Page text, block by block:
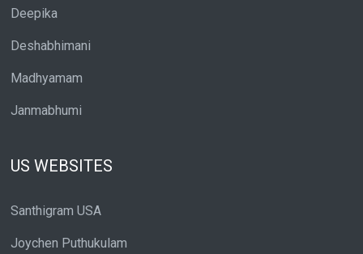
Deepika
Deshabhimani
Madhyamam
Janmabhumi
US WEBSITES
Santhigram USA
Joychen Puthukulam